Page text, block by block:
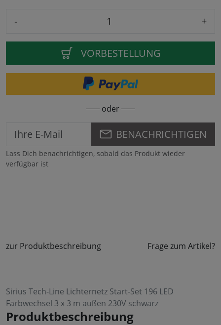
- +
VORBESTELLUNG
oder
BENACHRICHTIGEN
Lass Dich benachrichtigen, sobald das Produkt wieder
verfügbar ist
zur Produktbeschreibung Frage zum Artikel?
Sirius Tech-Line Lichternetz Start-Set 196 LED
Farbwechsel 3 x 3 m außen 230V schwarz
Produktbeschreibung